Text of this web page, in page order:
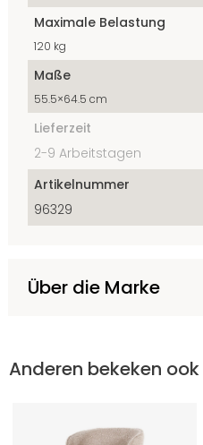
Maximale Belastung
120 kg
Maße
55.5×64.5 cm
Lieferzeit
2-9 Arbeitstagen
Artikelnummer
96329
Über die Marke
Anderen bekeken ook